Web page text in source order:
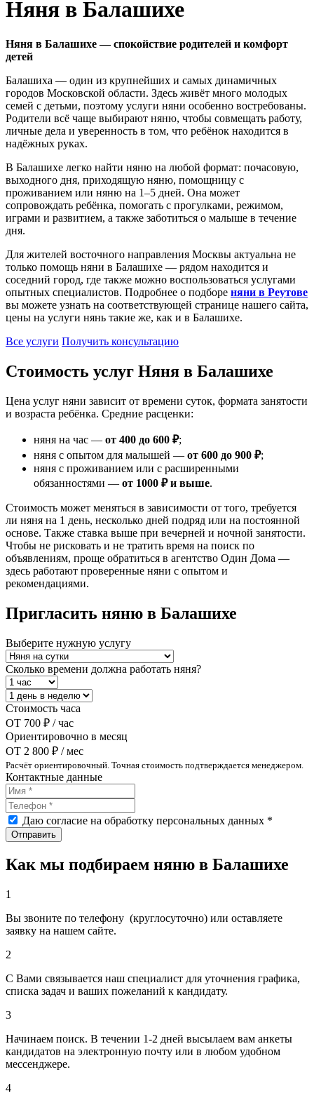
Няня в Балашихе
Няня в Балашихе — спокойствие родителей и комфорт
детей
Балашиха — один из крупнейших и самых динамичных
городов Московской области. Здесь живёт много молодых
семей с детьми, поэтому услуги няни особенно востребованы.
Родители всё чаще выбирают няню, чтобы совмещать работу,
личные дела и уверенность в том, что ребёнок находится в
надёжных руках.
В Балашихе легко найти няню на любой формат: почасовую,
выходного дня, приходящую няню, помощницу с
проживанием или няню на 1–5 дней. Она может
сопровождать ребёнка, помогать с прогулками, режимом,
играми и развитием, а также заботиться о малыше в течение
дня.
Для жителей восточного направления Москвы актуальна не
только помощь няни в Балашихе — рядом находится и
соседний город, где также можно воспользоваться услугами
опытных специалистов. Подробнее о подборе няни в Реутове
вы можете узнать на соответствующей странице нашего сайта,
цены на услуги нянь такие же, как и в Балашихе.
Все услуги Получить консультацию
Стоимость услуг Няня в Балашихе
Цена услуг няни зависит от времени суток, формата занятости
и возраста ребёнка. Средние расценки:
няня на час — от 400 до 600 ₽;
няня с опытом для малышей — от 600 до 900 ₽;
няня с проживанием или с расширенными
обязанностями — от 1000 ₽ и выше.
Стоимость может меняться в зависимости от того, требуется
ли няня на 1 день, несколько дней подряд или на постоянной
основе. Также ставка выше при вечерней и ночной занятости.
Чтобы не рисковать и не тратить время на поиск по
объявлениям, проще обратиться в агентство Один Дома —
здесь работают проверенные няни с опытом и
рекомендациями.
Пригласить няню в Балашихе
Выберите нужную услугу
Сколько времени должна работать няня?
Стоимость часа
ОТ 700 ₽ / час
Ориентировочно в месяц
ОТ 2 800 ₽ / мес
Расчёт ориентировочный. Точная стоимость подтверждается менеджером.
Контактные данные
Даю согласие на обработку персональных данных *
Как мы подбираем няню в Балашихе
1
Вы звоните по телефону (круглосуточно) или оставляете
заявку на нашем сайте.
2
С Вами связывается наш специалист для уточнения графика,
списка задач и ваших пожеланий к кандидату.
3
Начинаем поиск. В течении 1-2 дней высылаем вам анкеты
кандидатов на электронную почту или в любом удобном
мессенджере.
4